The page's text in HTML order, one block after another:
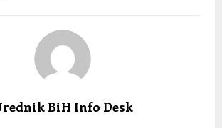
BiH Info Desk